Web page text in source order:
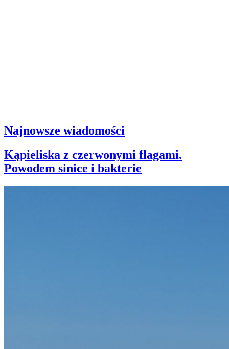
Najnowsze wiadomości
Kąpieliska z czerwonymi flagami.
Powodem sinice i bakterie